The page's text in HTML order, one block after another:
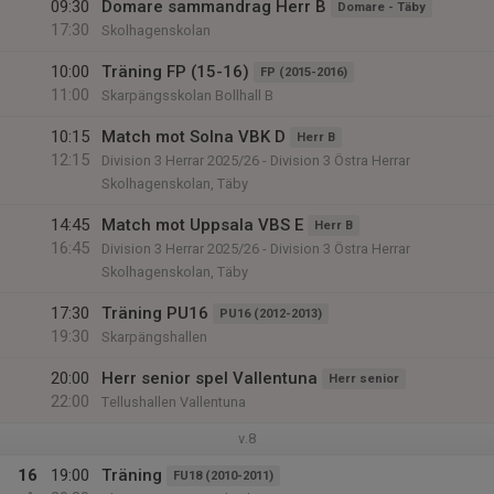
09:30
17:30
Domare sammandrag Herr B Domare - Täby
Skolhagenskolan
10:00
11:00
Träning FP (15-16) FP (2015-2016)
Skarpängsskolan Bollhall B
10:15
12:15
Match mot Solna VBK D Herr B
Division 3 Herrar 2025/26 - Division 3 Östra Herrar
Skolhagenskolan, Täby
14:45
16:45
Match mot Uppsala VBS E Herr B
Division 3 Herrar 2025/26 - Division 3 Östra Herrar
Skolhagenskolan, Täby
17:30
19:30
Träning PU16 PU16 (2012-2013)
Skarpängshallen
20:00
22:00
Herr senior spel Vallentuna Herr senior
Tellushallen Vallentuna
v.8
16
19:00
Träning FU18 (2010-2011)